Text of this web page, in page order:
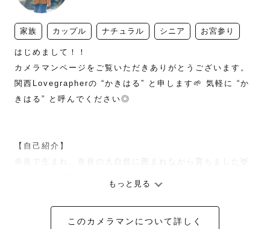
家族 カップル ナチュラル シニア お宮参り
はじめまして！！
カメラマンページをご覧いただきありがとうございます。
関西Lovegrapherの “かきはる” と申します🌱 気軽に “か
きはる” と呼んでください◎
【自己紹介】
奈良で生まれ、奈良の大自然に囲まれながら育ちました🦌
らおじいちゃんおばあちゃんまで幅広い年代の方と関わる
事が大好きです◎ たくさんお話ししましょう☺️
もっと見る
このカメラマンについて詳しく